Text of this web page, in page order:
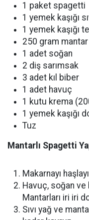
1 paket spagetti
1 yemek kaşığı
1 yemek kaşığı
250 gram mantar
1 adet soğan
2 diş sarımsak
3 adet kıl biber
1 adet havuç
1 kutu krema
1 yemek kaşığı
Tuz
Mantarlı Spagetti
Makarnayı
Havuç, soğan ve
Mantarları iri iri
Sıvı yağ ve